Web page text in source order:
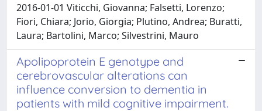
2016-01-01 Viticchi, Giovanna; Falsetti, Lorenzo;
Fiori, Chiara; Jorio, Giorgia; Plutino, Andrea; Buratti,
Laura; Bartolini, Marco; Silvestrini, Mauro
Apolipoprotein E genotype and
cerebrovascular alterations can
influence conversion to dementia in
patients with mild cognitive impairment.